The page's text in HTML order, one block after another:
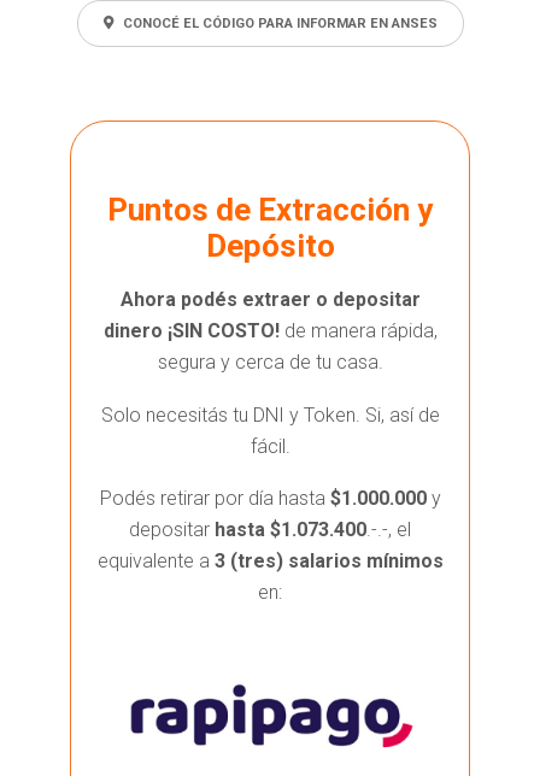
CONOCÉ EL CÓDIGO PARA INFORMAR EN ANSES
Puntos de Extracción y
Depósito
Ahora podés extraer o depositar
dinero ¡SIN COSTO! de manera rápida,
segura y cerca de tu casa.
Solo necesitás tu DNI y Token. Si, así de
fácil.
Podés retirar por día hasta $1.000.000 y
depositar hasta $1.073.400.-.-, el
equivalente a 3 (tres) salarios mínimos
en: